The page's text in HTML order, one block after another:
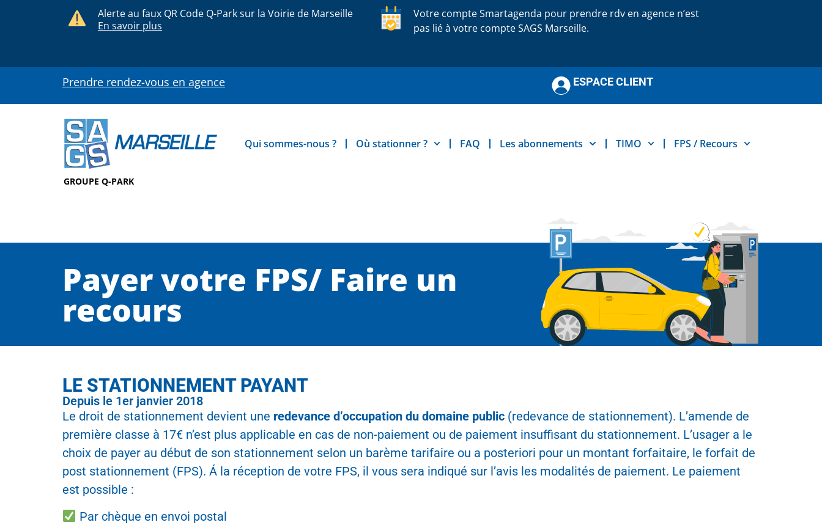
Alerte au faux QR Code Q-Park sur la Voirie de Marseille
En savoir plus
Votre compte Smartagenda pour prendre rdv en agence n’est
pas lié à votre compte SAGS Marseille.
Prendre rendez-vous en agence ESPACE CLIENT
Qui sommes-nous ? Où stationner ? FAQ Les abonnements TIMO FPS / Recours
GROUPE Q-PARK
Payer votre FPS/ Faire un
recours
LE STATIONNEMENT PAYANT
Depuis le 1er janvier 2018
Le droit de stationnement devient une redevance d’occupation du domaine public (redevance de stationnement). L’amende de
première classe à 17€ n’est plus applicable en cas de non-paiement ou de paiement insuffisant du stationnement. L’usager a le
choix de payer au début de son stationnement selon un barème tarifaire ou a posteriori pour un montant forfaitaire, le forfait de
post stationnement (FPS). Á la réception de votre FPS, il vous sera indiqué sur l’avis les modalités de paiement. Le paiement
est possible :
Par chèque en envoi postal